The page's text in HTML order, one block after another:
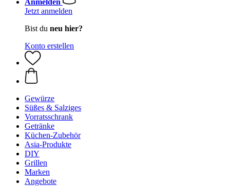
Anmelden
Jetzt anmelden
Bist du neu hier?
Konto erstellen
Gewürze
Süßes & Salziges
Vorratsschrank
Getränke
Küchen-Zubehör
Asia-Produkte
DIY
Grillen
Marken
Angebote